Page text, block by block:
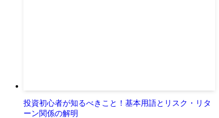
投資初心者が知るべきこと！基本用語とリスク・リタ
ーン関係の解明